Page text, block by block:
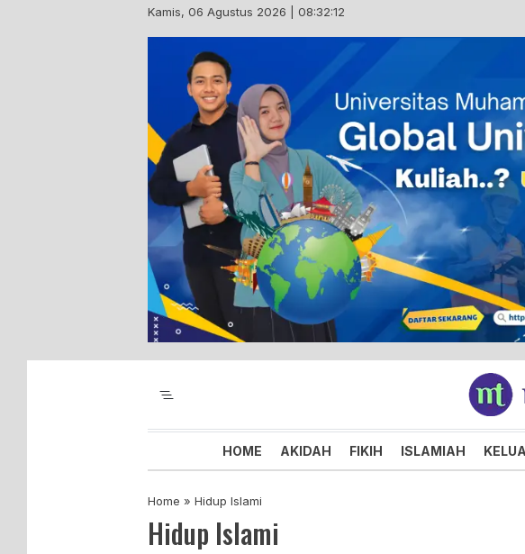
Kamis, 06 Agustus 2026 | 08:32:13
Majelis Tabligh Muhammadiyah
Syiar Dakwah Islam Berkemajuan dan
HOME AKIDAH FIKIH ISLAMIAH
Home » Hidup Islami
Hidup Islami